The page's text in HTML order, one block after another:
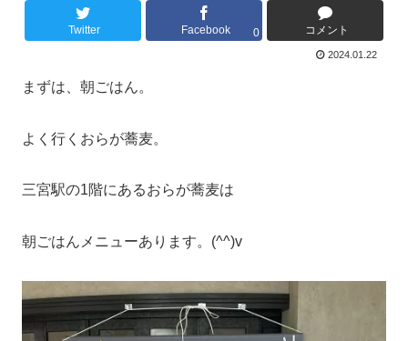
Twitter Facebook 0 コメント
2024.01.22
まずは、朝ごはん。
よく行くおらが蕎麦。
三宮駅の1階にあるおらが蕎麦は
朝ごはんメニューあります。(^^)v